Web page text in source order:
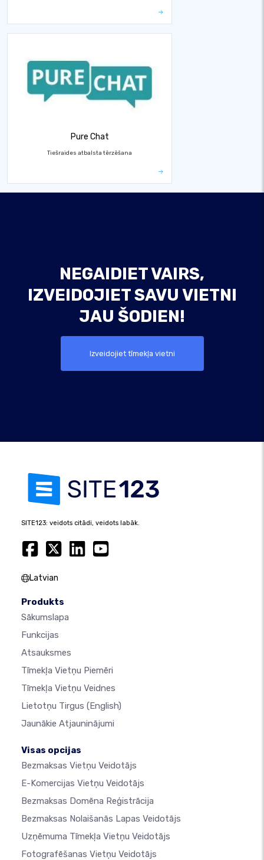
Pure Chat
Tiešraides atbalsta tērzēšana
NEGAIDIET VAIRS,
IZVEIDOJIET SAVU VIETNI
JAU ŠODIEN!
Izveidojiet tīmekļa vietni
SITE123: veidots citādi, veidots labāk.
Latvian
Produkts
Sākumslapa
Funkcijas
Atsauksmes
Tīmekļa Vietņu Piemēri
Tīmekļa Vietņu Veidnes
Lietotņu Tirgus (English)
Jaunākie Atjauninājumi
Visas opcijas
Bezmaksas Vietņu Veidotājs
E-Komercijas Vietņu Veidotājs
Bezmaksas Domēna Reģistrācija
Bezmaksas Nolaišanās Lapas Veidotājs
Uzņēmuma Tīmekļa Vietņu Veidotājs
Fotografēšanas Vietņu Veidotājs